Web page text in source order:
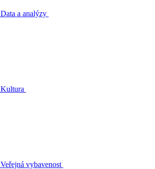
Data a analýzy
Kultura
Veřejná vybavenost